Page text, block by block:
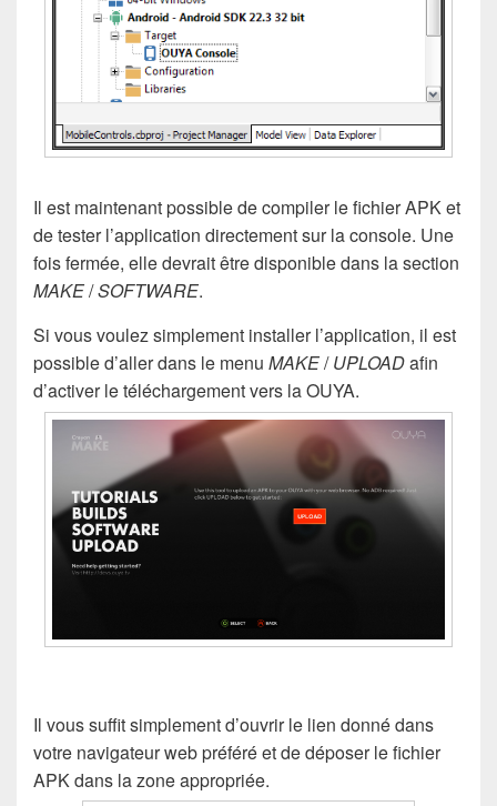
Il est maintenant possible de compiler le fichier APK et
de tester l’application directement sur la console. Une
fois fermée, elle devrait être disponible dans la section
MAKE/SOFTWARE.
Si vous voulez simplement installer l’application, il est
possible d’aller dans le menu MAKE/UPLOADafin
d’activer le téléchargement vers la OUYA.
Il vous suffit simplement d’ouvrir le lien donné dans
votre navigateur web préféré et de déposer le fichier
APK dans la zone appropriée.